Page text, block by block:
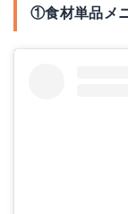
①食材単品メ